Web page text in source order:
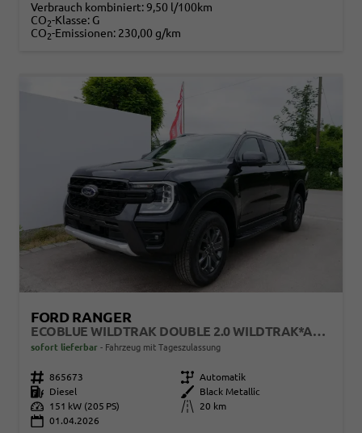
Verbrauch kombiniert: 9,50 l/100km
CO2-Klasse: G
CO2-Emissionen: 230,00 g/km
FORD RANGER
ECOBLUE WILDTRAK DOUBLE 2.0 WILDTRAK*AHK*NAVI*LED*PDC*KAMERA*TEMPOMAT*SHZ*KLIMA
sofort lieferbar Fahrzeug mit Tageszulassung
Fahrzeugnr. 865673 Getriebe Automatik
Kraftstoff
Diesel Außenfarbe
Black Metallic
Leistung
151 kW (205 PS) Kilometerstand
20 km
01.04.2026